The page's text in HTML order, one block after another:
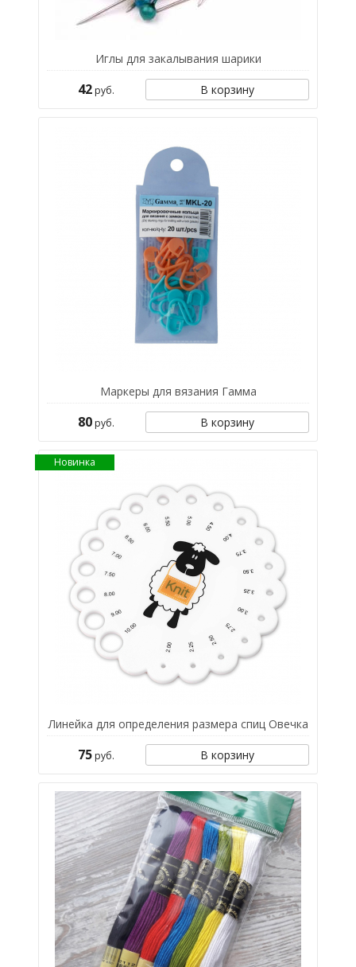
Иглы для закалывания шарики
42 руб. В корзину
Маркеры для вязания Гамма
80 руб. В корзину
Новинка
Линейка для определения размера спиц Овечка
75 руб. В корзину